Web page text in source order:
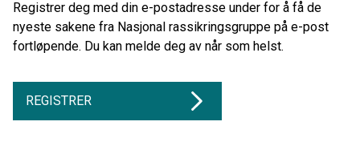
Registrer deg med din e-postadresse under for å få de
nyeste sakene fra Nasjonal rassikringsgruppe på e-post
fortløpende. Du kan melde deg av når som helst.
REGISTRER